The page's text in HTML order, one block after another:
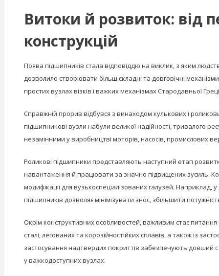
Витоки й розвиток: від
конструкцій
Поява підшипників стала відповіддю на виклик, з яким
дозволило створювати більш складні та довговічні
простих вузлах візків і важких механізмах Стародавньої
Справжній прорив відбувся з винаходом кулькових і
підшипникові вузли набули великої надійності, тривалого
незамінними у виробництві моторів, насосів, промислових
Роликові підшипники представляють наступний етап
навантаження й працювати за значно підвищених зусиль.
модифікації для вузькоспеціалізованих галузей. Наприклад,
підшипників дозволяє мінімізувати знос, збільшити
Окрім конструктивних особливостей, важливим стає питання
сталі, легованих та корозійностійких сплавів, а також із
застосування надтвердих покриттів забезпечують довший
у важкодоступних вузлах.